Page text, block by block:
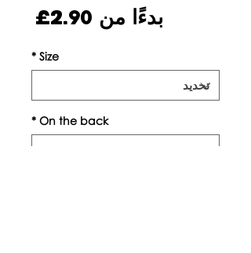
بدءًا من 2.90£
Size
*
On the back
*